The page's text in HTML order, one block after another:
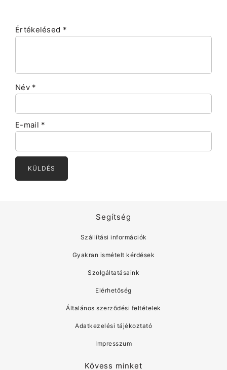
Értékelésed *
Név *
E-mail *
Segítség
Szállítási információk
Gyakran ismételt kérdések
Szolgáltatásaink
Elérhetőség
Általános szerződési feltételek
Adatkezelési tájékoztató
Impresszum
Kövess minket